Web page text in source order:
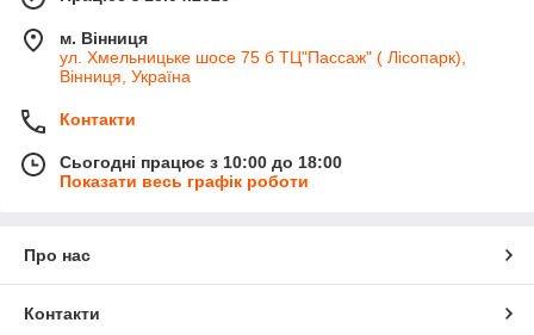
м. Вінниця
ул. Хмельницьке шосе 75 б ТЦ"Пассаж" ( Лісопарк),
Вінниця, Україна
Контакти
Сьогодні працює з 10:00 до 18:00
Показати весь графік роботи
Про нас
Контакти